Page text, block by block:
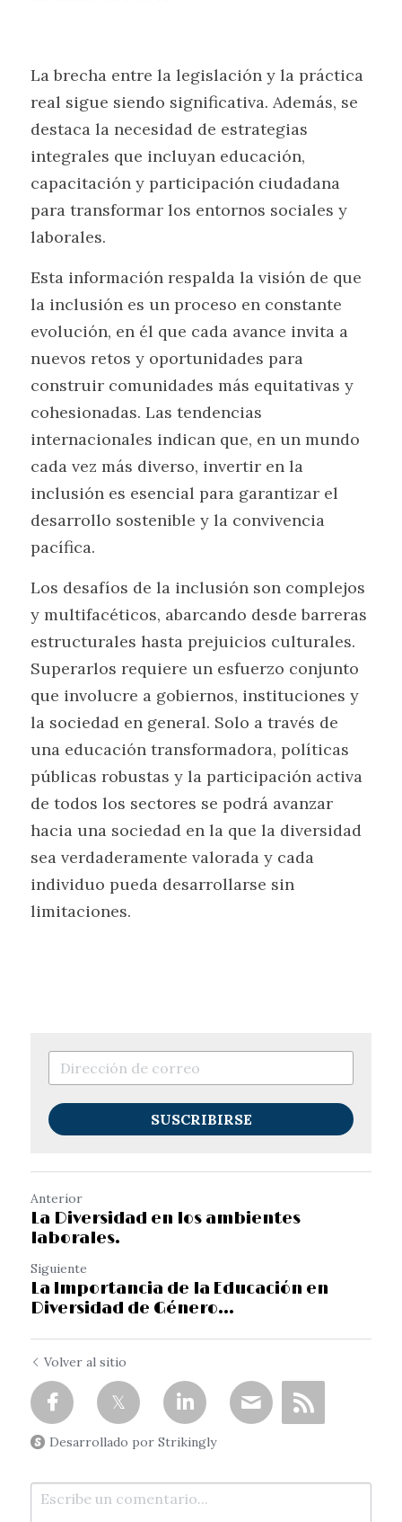
La brecha entre la legislación y la práctica
real sigue siendo significativa. Además, se
destaca la necesidad de estrategias
integrales que incluyan educación,
capacitación y participación ciudadana
para transformar los entornos sociales y
laborales.
Esta información respalda la visión de que
la inclusión es un proceso en constante
evolución, en él que cada avance invita a
nuevos retos y oportunidades para
construir comunidades más equitativas y
cohesionadas. Las tendencias
internacionales indican que, en un mundo
cada vez más diverso, invertir en la
inclusión es esencial para garantizar el
desarrollo sostenible y la convivencia
pacífica.
Los desafíos de la inclusión son complejos
y multifacéticos, abarcando desde barreras
estructurales hasta prejuicios culturales.
Superarlos requiere un esfuerzo conjunto
que involucre a gobiernos, instituciones y
la sociedad en general. Solo a través de
una educación transformadora, políticas
públicas robustas y la participación activa
de todos los sectores se podrá avanzar
hacia una sociedad en la que la diversidad
sea verdaderamente valorada y cada
individuo pueda desarrollarse sin
limitaciones.
SUSCRIBIRSE
Anterior
La Diversidad en los ambientes
laborales.
Siguiente
La Importancia de la Educación en
Diversidad de Género...
Volver al sitio
Desarrollado por Strikingly